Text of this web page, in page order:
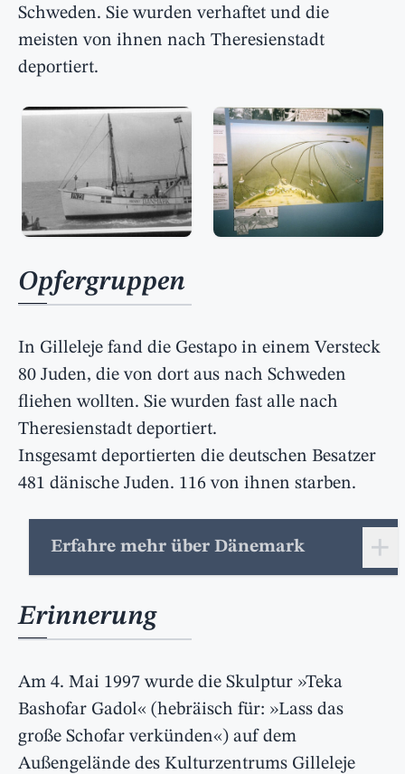
Schweden. Sie wurden verhaftet und die
meisten von ihnen nach Theresienstadt
deportiert.
Opfergruppen
In Gilleleje fand die Gestapo in einem Versteck
80 Juden, die von dort aus nach Schweden
fliehen wollten. Sie wurden fast alle nach
Theresienstadt deportiert.
Insgesamt deportierten die deutschen Besatzer
481 dänische Juden. 116 von ihnen starben.
Erfahre mehr über Dänemark +
Erinnerung
Am 4. Mai 1997 wurde die Skulptur »Teka
Bashofar Gadol« (hebräisch für: »Lass das
große Schofar verkünden«) auf dem
Außengelände des Kulturzentrums Gilleleje